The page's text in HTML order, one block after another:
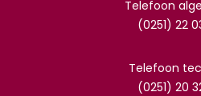
Telefoon
(0251) 22
Telefoon
(0251) 20